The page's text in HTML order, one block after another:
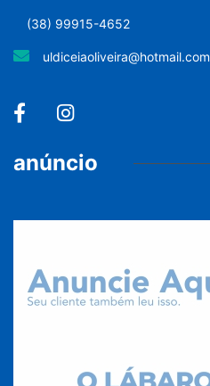
(38) 99915-4652
uldiceiaoliveira@hotmail.com
anúncio